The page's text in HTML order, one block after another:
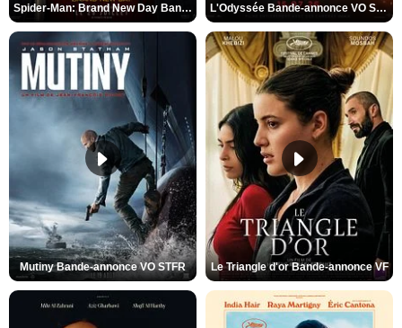
Spider-Man: Brand New Day Bande-annonce VO STFR L'Odyssée Bande-annonce VO STFR
Mutiny Bande-annonce VO STFR Le Triangle d'or Bande-annonce VF